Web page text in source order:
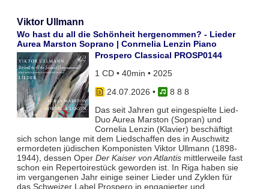
Viktor Ullmann
Wo hast du all die Schönheit hergenommen? - Lieder
Aurea Marston Soprano | Conrnelia Lenzin Piano
Prospero Classical PROSP0144
1 CD • 40min • 2025
24.07.2026 •
8 8 8
Das seit Jahren gut eingespielte Lied-
Duo Aurea Marston (Sopran) und
Cornelia Lenzin (Klavier) beschäftigt
sich schon lange mit dem Liedschaffen des in Auschwitz
ermordeten jüdischen Komponisten Viktor Ullmann (1898-
1944), dessen Oper Der Kaiser von Atlantismittlerweile fast
schon ein Repertoirestück geworden ist. In Riga haben sie
im vergangenen Jahr einige seiner Lieder und Zyklen für
das Schweizer Label Prospero in engagierter und